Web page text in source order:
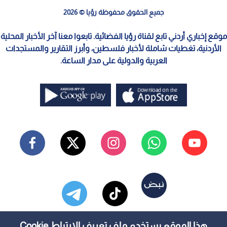
جميع الحقوق محفوظة رؤيا © 2026
موقع إخباري أردني تابع لقناة رؤيا الفضائية. تابعوا معنا آخر الأخبار المحلية
الأردنية، تغطيات شاملة لأخبار فلسطين، وأبرز التقارير والمستجدات
العربية والدولية على مدار الساعة.